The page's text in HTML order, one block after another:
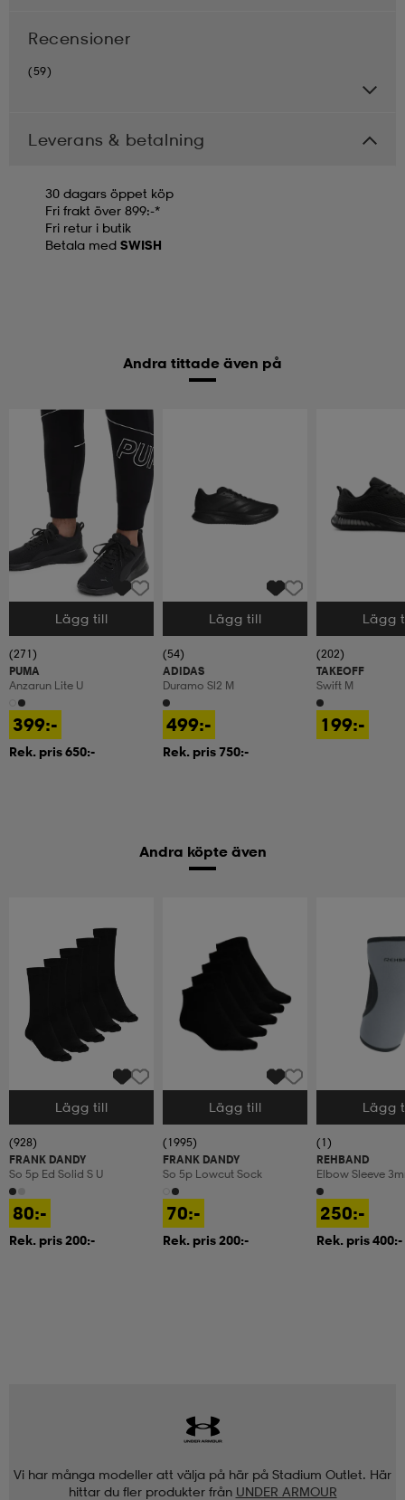
Recensioner
(59)
Leverans & betalning
30 dagars öppet köp
Fri frakt över 899:-*
Fri retur i butik
Betala med SWISH
Andra tittade även på
Välj storlek
Lägg till
(271)
PUMA
Anzarun Lite U
399:-
Rek. pris 650:-
Välj storlek
Lägg till
(54)
ADIDAS
Duramo Sl2 M
499:-
Rek. pris 750:-
Välj storlek
Lägg
(202)
TAKEOFF
Swift M
199:-
Andra köpte även
Välj storlek
Lägg till
(928)
FRANK DANDY
So 5p Ed Solid S U
80:-
Rek. pris 200:-
Välj storlek
Lägg till
(1995)
FRANK DANDY
So 5p Lowcut Sock
70:-
Rek. pris 200:-
Välj storlek
Lägg
(1)
REHBAND
Elbow Sleeve
250:-
Rek. pris 400:-
Vi har många modeller att välja på här på Stadium Outlet. Här
hittar du fler produkter från UNDER ARMOUR